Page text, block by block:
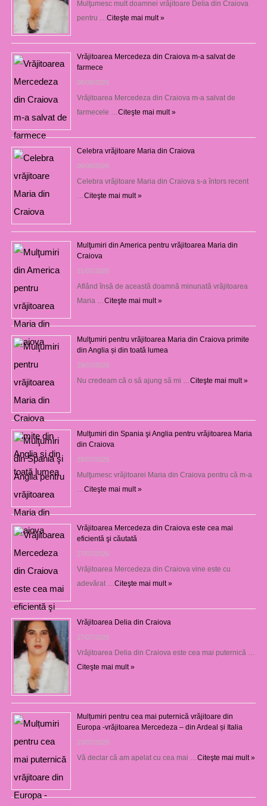
Mulţumesc mult doamnei vrăjitoare Delia din Craiova
pentru …Citeşte mai mult »
Vrăjitoarea Mercedeza din Craiova m-a salvat de
farmece
06/08/2026
Vrăjitoarea Mercedeza din Craiova m-a salvat de
farmecele …Citeşte mai mult »
Celebra vrăjitoare Maria din Craiova
06/08/2026
Celebra vrăjitoare Maria din Craiova s-a întors recent
…Citeşte mai mult »
Mulţumiri din America pentru vrăjitoarea Maria din
Craiova
31/07/2026
Aflând însă de această doamnă minunată vrăjitoarea
Maria …Citeşte mai mult »
Mulţumiri pentru vrăjitoarea Maria din Craiova primite
din Anglia și din toată lumea
29/07/2026
Nu credeam că o să ajung să mi …Citeşte mai mult »
Mulţumiri din Spania şi Anglia pentru vrăjitoarea Maria
din Craiova
28/07/2026
Mulţumesc vrăjitoarei Maria din Craiova pentru că m-a
…Citeşte mai mult »
Vrăjitoarea Mercedeza din Craiova este cea mai
eficientă şi căutată
27/07/2026
Vrăjitoarea Mercedeza din Craiova vine este cu
adevărat …Citeşte mai mult »
Vrăjitoarea Delia din Craiova
27/07/2026
Vrăjitoarea Delia din Craiova este cea mai puternică …
Citeşte mai mult »
Mulțumiri pentru cea mai puternică vrăjitoare din
Europa -vrăjitoarea Mercedeza – din Ardeal și Italia
23/07/2026
Vă declar că am apelat cu cea mai …Citeşte mai mult »